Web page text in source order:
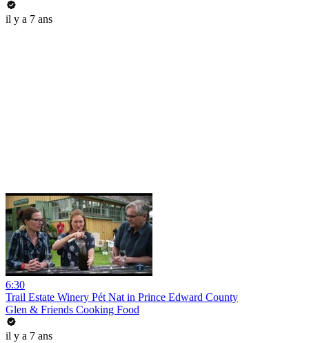
il y a 7 ans
6:30
Trail Estate Winery Pét Nat in Prince Edward County
Glen & Friends Cooking Food
il y a 7 ans